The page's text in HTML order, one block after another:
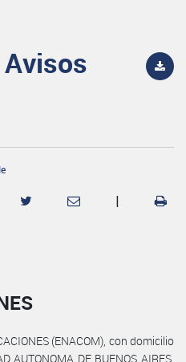
|
(ENACOM), con domicilio
DE BUENOS AIRES,